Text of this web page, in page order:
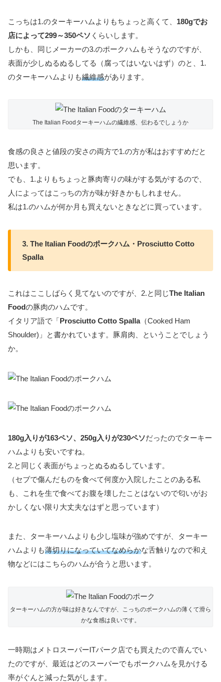
こっちは1.のターキーハムよりもちょっと高くて、 180gでお
店によって299～350ペソ くらいします。
しかも、同じメーカーの3.のポークハムもそうなのですが、
表面が少しぬるぬるしてる（腐ってはいないはず）のと、1.
のターキーハムよりも繊維感があります。
The Italian Foodターキーハムの繊維感、伝わるでしょうか
食感の良さと値段の安さの両方で1.の方が私はおすすめだと
思います。
でも、1.よりもちょっと豚肉寄りの味がする気がするので、
人によってはこっちの方が味が好きかもしれません。
私は1.のハムが何か月も買えないときなどに買っています。
3. The Italian Foodのポークハム・Prosciutto Cotto
Spalla
これはここしばらく見てないのですが、2.と同じThe Italian
Foodの豚肉のハムです。
イタリア語で「Prosciutto Cotto Spalla（Cooked Ham
Shoulder)」と書かれています。豚肩肉、ということでしょう
か。
180g入りが163ペソ、250g入りが230ペソだったのでターキー
ハムよりも安いですね。
2.と同じく表面がちょっとぬるぬるしています。
（セブで傷んだものを食べて何度か入院したことのある私
も、これを生で食べてお腹を壊したことはないので匂いがお
かしくない限り大丈夫なはずと思っています）
また、ターキーハムよりも少し塩味が強めですが、ターキー
ハムよりも薄切りになっていてなめらかな舌触りなので和え
物などにはこちらのハムが合うと思います。
ターキーハムの方が味は好きなんですが、こっちのポークハムの薄くて滑ら
かな食感は良いです。
一時期はメトロスーパーITパーク店でも買えたので喜んでい
たのですが、最近はどのスーパーでもポークハムを見かける
率がぐんと減った気がします。